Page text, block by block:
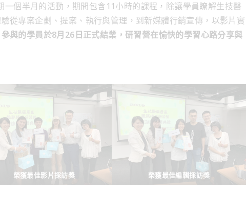
個半月的活動，期間包含11小時的課程，除讓學員瞭解生技醫
從專案企劃、提案、執行與管理，到新媒體行銷宣傳，以影片實
參與的學員於8月26日正式結業，研習營在愉快的學習心路分享與
榮獲最佳影片採訪獎 榮獲最佳編輯採訪獎